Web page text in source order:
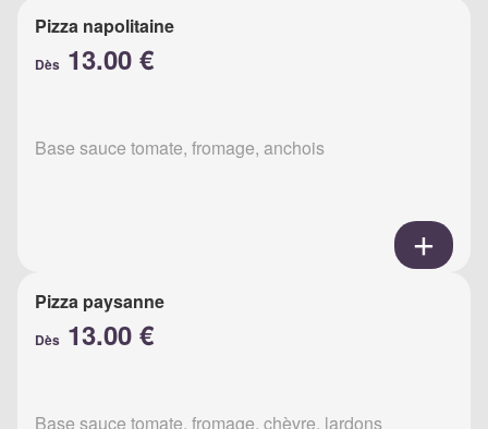
Pizza napolitaine
Dès 13.00 €
Base sauce tomate, fromage, anchois
Pizza paysanne
Dès 13.00 €
Base sauce tomate, fromage, chèvre, lardons